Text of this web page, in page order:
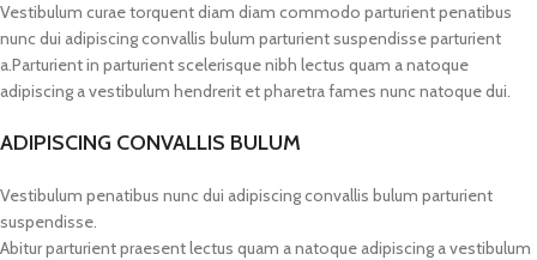
Vestibulum curae torquent diam diam commodo parturient penatibus
nunc dui adipiscing convallis bulum parturient suspendisse parturient
a.Parturient in parturient scelerisque nibh lectus quam a natoque
adipiscing a vestibulum hendrerit et pharetra fames nunc natoque dui.
ADIPISCING CONVALLIS BULUM
Vestibulum penatibus nunc dui adipiscing convallis bulum parturient
suspendisse.
Abitur parturient praesent lectus quam a natoque adipiscing a vestibulum